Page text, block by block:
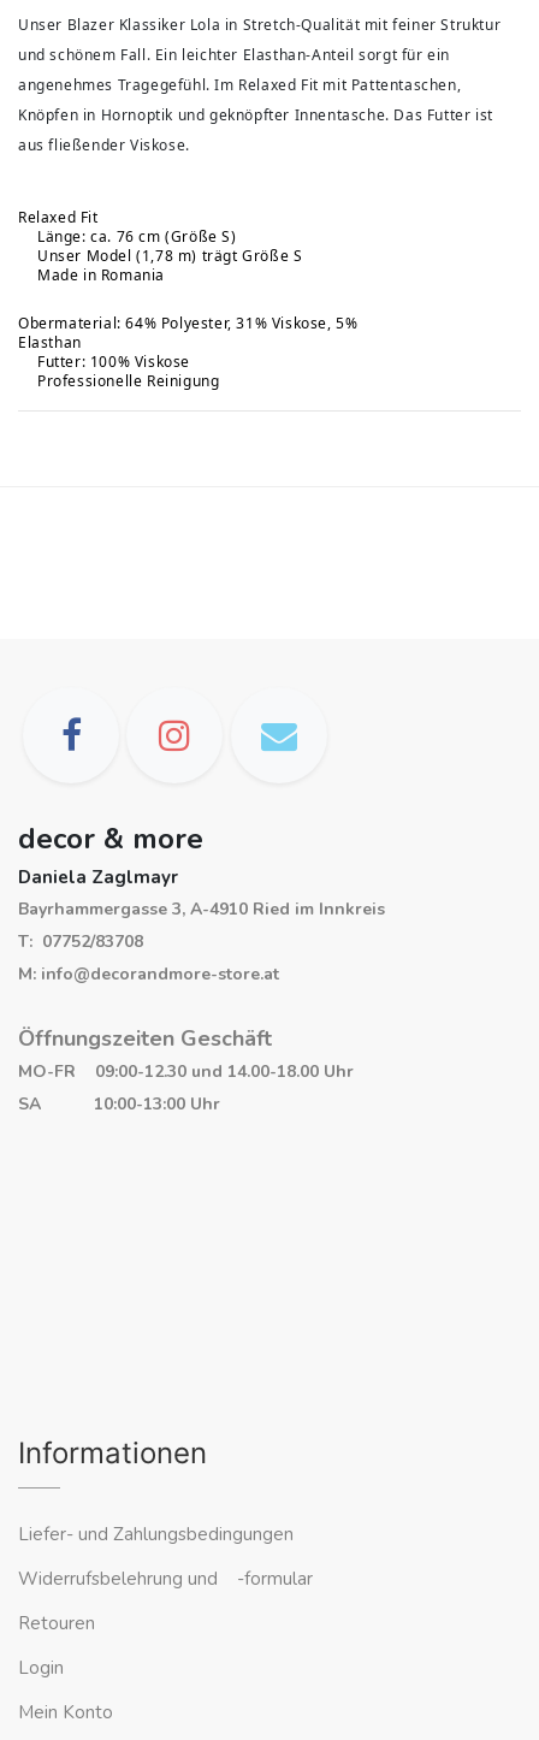
Unser Blazer Klassiker Lola in Stretch-Qualität mit feiner Struktur
und schönem Fall. Ein leichter Elasthan-Anteil sorgt für ein
angenehmes Tragegefühl. Im Relaxed Fit mit Pattentaschen,
Knöpfen in Hornoptik und geknöpfter Innentasche. Das Futter ist
aus fließender Viskose.
Relaxed Fit
Länge: ca. 76 cm (Größe S)
Unser Model (1,78 m) trägt Größe S
Made in Romania
Obermaterial: 64% Polyester, 31% Viskose, 5%
Elasthan
Futter: 100% Viskose
Professionelle Reinigung
decor & more
Daniela Zaglmayr
Bayrhammergasse 3, A-4910 Ried im Innkreis
T: 07752/83708
M: info@decorandmore-store.at
Öffnungszeiten Geschäft
MO-FR 09:00-12.30 und 14.00-18.00 Uhr
SA 10:00-13:00 Uhr
Informationen
Liefer- und Zahlungsbedingungen
Widerrufsbelehrung und -formular
Retouren
Login
Mein Konto